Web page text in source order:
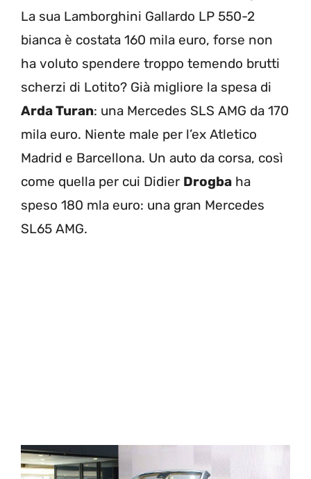
La sua Lamborghini Gallardo LP 550-2
bianca è costata 160 mila euro, forse non
ha voluto spendere troppo temendo brutti
scherzi di Lotito? Già migliore la spesa di
Arda Turan: una Mercedes SLS AMG da 170
mila euro. Niente male per l’ex Atletico
Madrid e Barcellona. Un auto da corsa, così
come quella per cui Didier Drogba ha
speso 180 mla euro: una gran Mercedes
SL65 AMG.